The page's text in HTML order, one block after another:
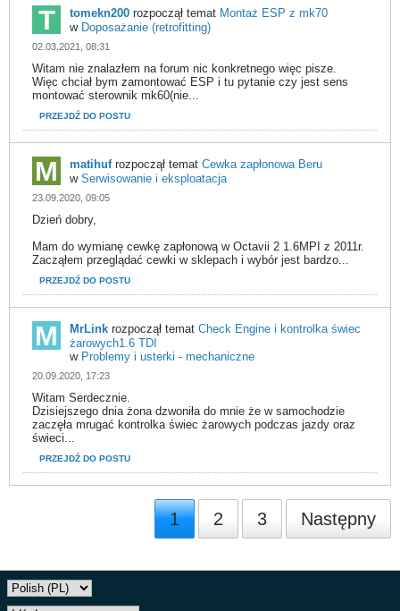
tomekn200 rozpoczął temat Montaż ESP z mk70
w Doposażanie (retrofitting)
02.03.2021, 08:31
Witam nie znalazłem na forum nic konkretnego więc pisze.
Więc chciał bym zamontować ESP i tu pytanie czy jest sens
montować sterownik mk60(nie...
PRZEJDŹ DO POSTU
matihufrozpoczął temat Cewka zapłonowa Beru
w Serwisowanie i eksploatacja
23.09.2020, 09:05
Dzień dobry,
Mam do wymianę cewkę zapłonową w Octavii 2 1.6MPI z 2011r.
Zacząłem przeglądać cewki w sklepach i wybór jest bardzo...
PRZEJDŹ DO POSTU
MrLink rozpoczął temat Check Engine i kontrolka świec
żarowych1.6 TDI
w Problemy i usterki - mechaniczne
20.09.2020, 17:23
Witam Serdecznie.
Dzisiejszego dnia żona dzwoniła do mnie że w samochodzie
zaczęła mrugać kontrolka świec żarowych podczas jazdy oraz
świeci...
PRZEJDŹ DO POSTU
1 2 3 Następny